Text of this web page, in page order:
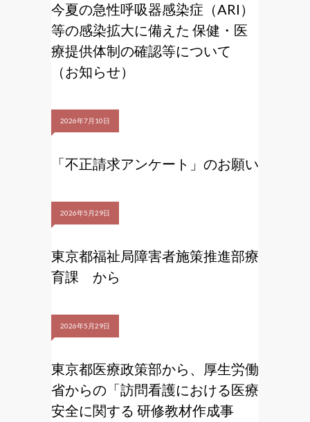
今夏の急性呼吸器感染症（ARI）
等の感染拡大に備えた 保健・医
療提供体制の確認等について
（お知らせ）
2026年7月10日
「不正請求アンケート」のお願い
2026年5月29日
東京都福祉局障害者施策推進部療
育課 から
2026年5月29日
東京都医療政策部から、厚生労働
省からの「訪問看護における医療
安全に関する 研修教材作成事